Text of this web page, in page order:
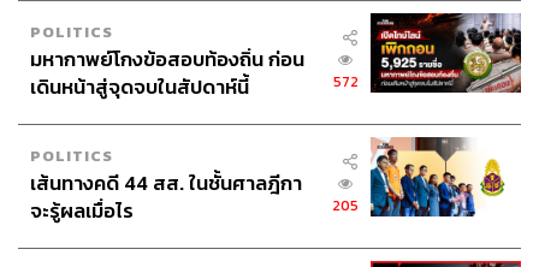
HOURGLASS
POLITICS
มหากาพย์โกงข้อสอบท้องถิ่น ก่อน
เดินหน้าสู่จุดจบในสัปดาห์นี้
572
POLITICS
เส้นทางคดี 44 สส. ในชั้นศาลฎีกา
จะรู้ผลเมื่อไร
205